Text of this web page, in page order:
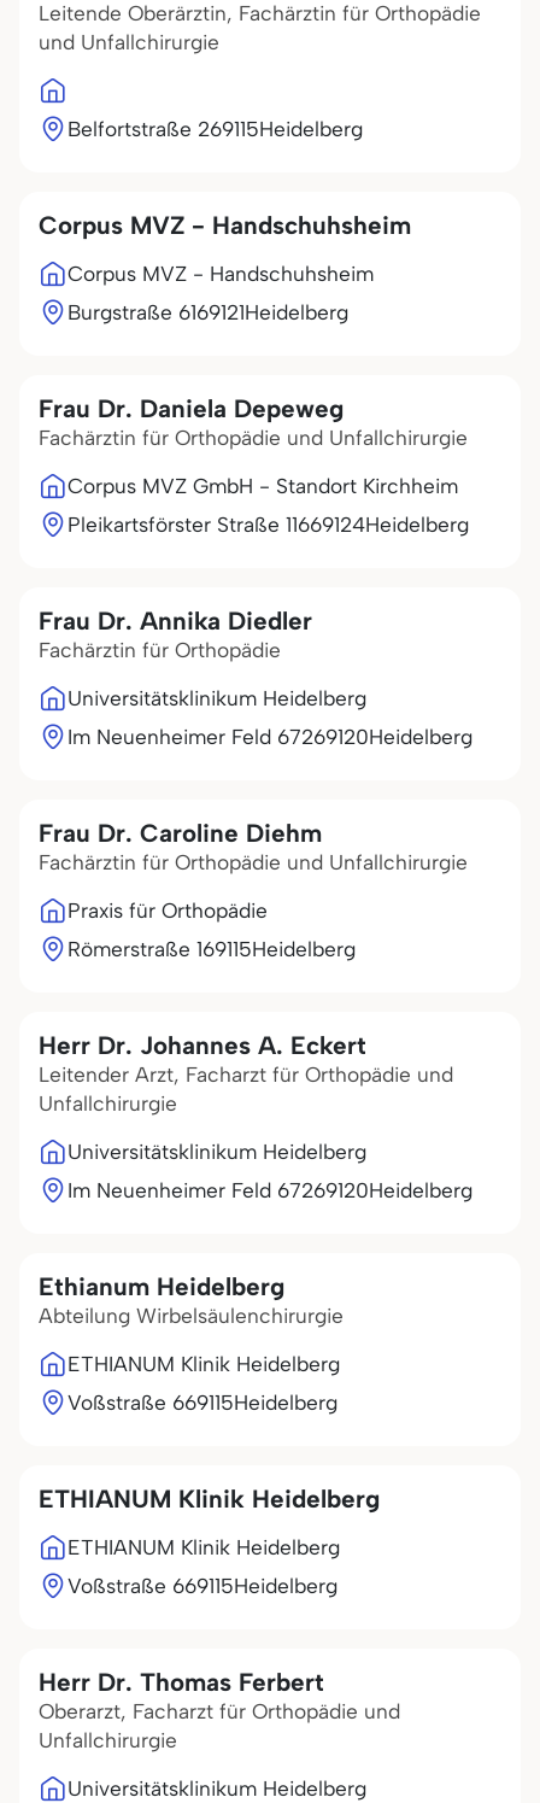
Leitende Oberärztin, Fachärztin für Orthopädie
und Unfallchirurgie
Belfortstraße 269115Heidelberg
Corpus MVZ - Handschuhsheim
Corpus MVZ - Handschuhsheim
Burgstraße 6169121Heidelberg
Frau Dr. Daniela Depeweg
Fachärztin für Orthopädie und Unfallchirurgie
Corpus MVZ GmbH - Standort Kirchheim
Pleikartsförster Straße 11669124Heidelberg
Frau Dr. Annika Diedler
Fachärztin für Orthopädie
Universitätsklinikum Heidelberg
Im Neuenheimer Feld 67269120Heidelberg
Frau Dr. Caroline Diehm
Fachärztin für Orthopädie und Unfallchirurgie
Praxis für Orthopädie
Römerstraße 169115Heidelberg
Herr Dr. Johannes A. Eckert
Leitender Arzt, Facharzt für Orthopädie und
Unfallchirurgie
Universitätsklinikum Heidelberg
Im Neuenheimer Feld 67269120Heidelberg
Ethianum Heidelberg
Abteilung Wirbelsäulenchirurgie
ETHIANUM Klinik Heidelberg
Voßstraße 669115Heidelberg
ETHIANUM Klinik Heidelberg
ETHIANUM Klinik Heidelberg
Voßstraße 669115Heidelberg
Herr Dr. Thomas Ferbert
Oberarzt, Facharzt für Orthopädie und
Unfallchirurgie
Universitätsklinikum Heidelberg